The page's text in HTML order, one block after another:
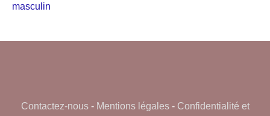
masculin
Contactez-nous- Mentions légales- Confidentialité et